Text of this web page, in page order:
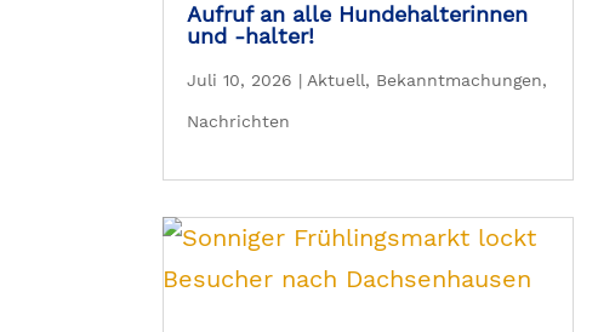
Aufruf an alle Hundehalterinnen
und -halter!
Juli 10, 2026 | Aktuell, Bekanntmachungen,
Nachrichten